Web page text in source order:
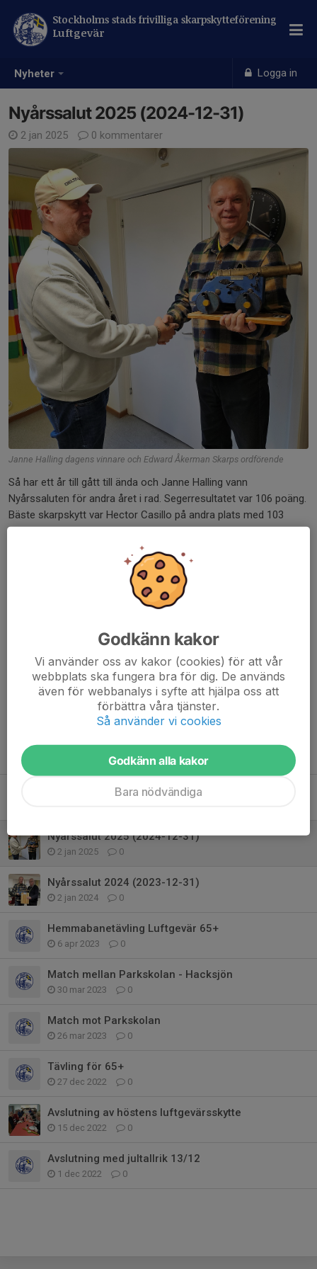
Nyheter Logga in
Stockholms stads frivilliga skarpskytteförening
Luftgevär
Nyårssalut 2025 (2024-12-31)
2 jan 2025 0 kommentarer
Janne Halling dagens vinnare och Edward Åkerman Skarps ordförende
Så har ett år till gått till ända och Janne Halling vann
Nyårssaluten för andra året i rad. Segerresultatet var 106 poäng.
Bäste skarpskytt var Hector Casillo på andra plats med 103
poäng.
Hela resultatlistan ser du här.
Undrar du vilka tavlor vi sköt på ska du titta på
Kommentarer
Tidigare nyheter
Luftgevär Parkskolan
Nyårssalut 2025 (2024-12-31)
2 jan 2025 0
Nyårssalut 2024 (2023-12-31)
2 jan 2024 0
Hemmabanetävling Luftgevär 65+
6 apr 2023 0
Match mellan Parkskolan - Hacksjön
30 mar 2023 0
Match mot Parkskolan
26 mar 2023 0
Tävling för 65+
27 dec 2022 0
Avslutning av höstens luftgevärsskytte
15 dec 2022 0
Avslutning med jultallrik 13/12
1 dec 2022 0
Godkänn kakor
Vi använder oss av kakor (cookies) för att vår
webbplats ska fungera bra för dig. De används
även för webbanalys i syfte att hjälpa oss att
förbättra våra tjänster.
Så använder vi cookies
Godkänn alla kakor
Bara nödvändiga